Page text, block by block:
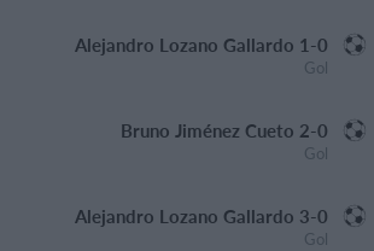
Alejandro Lozano Gallardo 1-0
Gol
Bruno Jiménez Cueto 2-0
Gol
Alejandro Lozano Gallardo 3-0
Gol